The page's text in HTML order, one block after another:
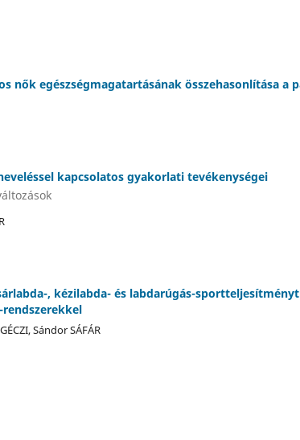
nők egészségmagatartásának összehasonlítása a
kapcsolatos gyakorlati tevékenységei
, kézilabda- és labdarúgás-
Sándor SÁFÁR